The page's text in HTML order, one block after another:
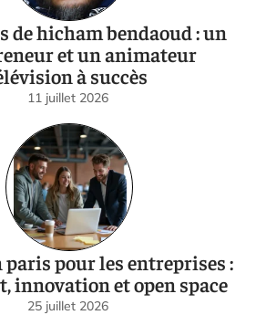
de hicham bendaoud : un
et un animateur
à succès
11 juillet 2026
pour les entreprises :
innovation et open space
25 juillet 2026